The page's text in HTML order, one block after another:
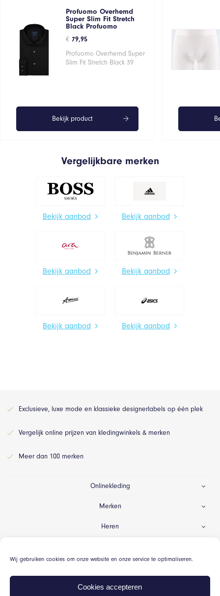
Wij gebruiken cookies om onze website en onze service te optimaliseren.
Cookies accepteren
Profuomo Overhemd
Super Slim Fit Stretch
Black Profuomo
€ 79,95
Profuomo Overhemd Super
Slim Fit Stretch Black 39
Bekijk product
Vergelijkbare merken
Bekijk aanbod Bekijk aanbod
Bekijk aanbod Bekijk aanbod
Bekijk aanbod Bekijk aanbod
Exclusieve, luxe mode en klassieke designerlabels op één plek
Vergelijk online prijzen van kledingwinkels & merken
Meer dan 100 merken
Onlinekleding
Merken
Heren